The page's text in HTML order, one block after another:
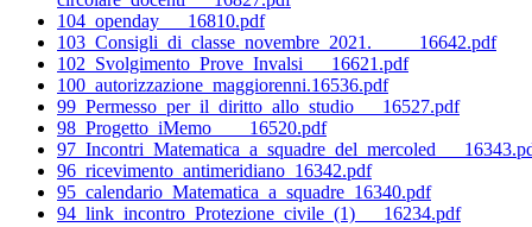
104_openday___16810.pdf
103_Consigli_di_classe_novembre_2021._____16642.pdf
102_Svolgimento_Prove_Invalsi___16621.pdf
100_autorizzazione_maggiorenni.16536.pdf
99_Permesso_per_il_diritto_allo_studio___16527.pdf
98_Progetto_iMemo____16520.pdf
96_ricevimento_antimeridiano_16342.pdf
95_calendario_Matematica_a_squadre_16340.pdf
94_link_incontro_Protezione_civile_(1)___16234.pdf